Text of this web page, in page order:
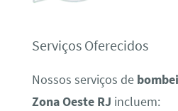
Serviços Oferecidos
Nossos serviços de
Zona Oeste RJ incluem: